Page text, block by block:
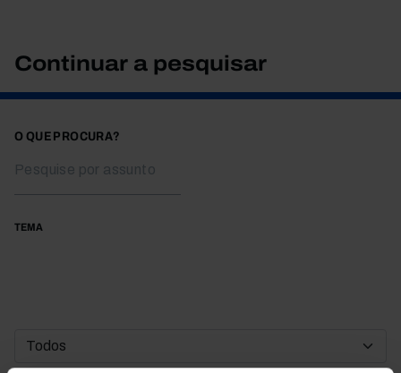
Continuar a pesquisar
O QUE PROCURA?
TEMA